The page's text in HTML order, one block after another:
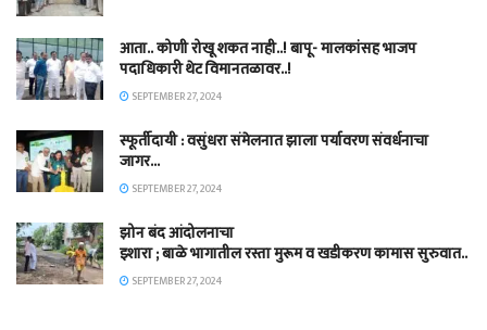
आता.. कोणी रोखू शकत नाही..! बापू- मालकांसह भाजप
पदाधिकारी थेट विमानतळावर..!
SEPTEMBER 27, 2024
स्फूर्तीदायी : वसुंधरा संमेलनात झाला पर्यावरण संवर्धनाचा
जागर…
SEPTEMBER 27, 2024
झोन बंद आंदोलनाचा
इशारा ; बाळे भागातील रस्ता मुरूम व खडीकरण कामास सुरुवात..
SEPTEMBER 27, 2024